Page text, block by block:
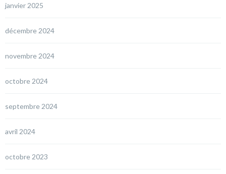
janvier 2025
décembre 2024
novembre 2024
octobre 2024
septembre 2024
avril 2024
octobre 2023